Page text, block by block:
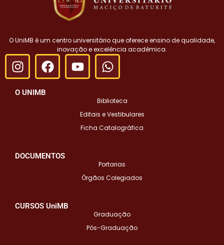
O UniMB é um centro universitário que oferece ensino de qualidade,
inovação e excelência acadêmica.
O UNIMB
Biblioteca
Editais e Vestibulares
Ficha Catalográfica
DOCUMENTOS
Portarias
Órgãos Colegiados
CURSOS UniMB
Graduação
Pós-Graduação